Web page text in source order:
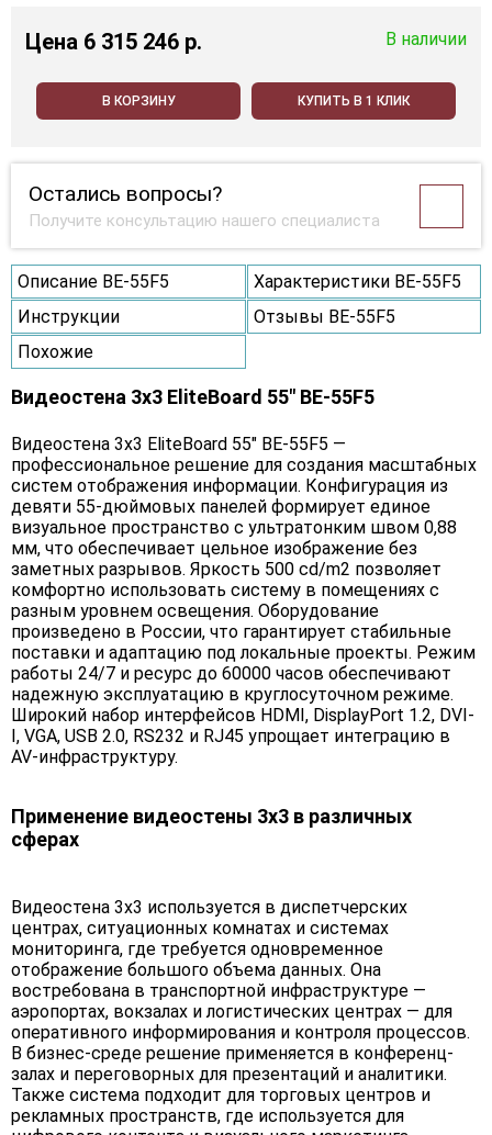
Цена 6 315 246 p. В наличии
В КОРЗИНУ КУПИТЬ В 1 КЛИК
Остались вопросы?
Получите консультацию нашего специалиста
Описание BE-55F5
Характеристики BE-55F5
Инструкции
Отзывы BE-55F5
Похожие
Видеостена 3x3 EliteBoard 55" BE-55F5
Видеостена 3х3 EliteBoard 55" BE-55F5 —
профессиональное решение для создания масштабных
систем отображения информации. Конфигурация из
девяти 55-дюймовых панелей формирует единое
визуальное пространство с ультратонким швом 0,88
мм, что обеспечивает цельное изображение без
заметных разрывов. Яркость 500 cd/m2 позволяет
комфортно использовать систему в помещениях с
разным уровнем освещения. Оборудование
произведено в России, что гарантирует стабильные
поставки и адаптацию под локальные проекты. Режим
работы 24/7 и ресурс до 60000 часов обеспечивают
надежную эксплуатацию в круглосуточном режиме.
Широкий набор интерфейсов HDMI, DisplayPort 1.2, DVI-
I, VGA, USB 2.0, RS232 и RJ45 упрощает интеграцию в
AV-инфраструктуру.
Применение видеостены 3х3 в различных
сферах
Видеостена 3х3 используется в диспетчерских
центрах, ситуационных комнатах и системах
мониторинга, где требуется одновременное
отображение большого объема данных. Она
востребована в транспортной инфраструктуре —
аэропортах, вокзалах и логистических центрах — для
оперативного информирования и контроля процессов.
В бизнес-среде решение применяется в конференц-
залах и переговорных для презентаций и аналитики.
Также система подходит для торговых центров и
рекламных пространств, где используется для